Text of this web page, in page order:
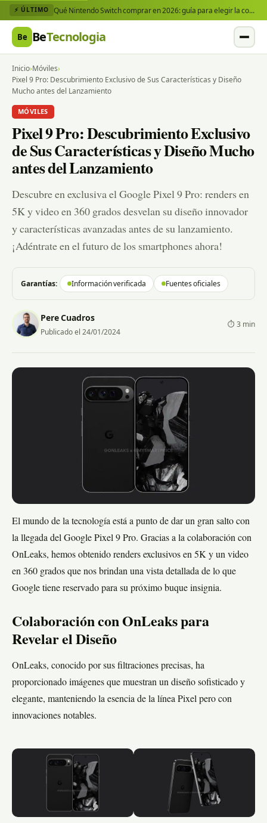
⚡ ÚLTIMO Qué Nintendo Switch comprar en 2026: guía para elegir la consola y los juegos que necesitas
Be BeTecnologia
Inicio›Móviles›
Pixel 9 Pro: Descubrimiento Exclusivo de Sus Características y Diseño
Mucho antes del Lanzamiento
MÓVILES
Pixel 9 Pro: Descubrimiento Exclusivo
de Sus Características y Diseño Mucho
antes del Lanzamiento
Descubre en exclusiva el Google Pixel 9 Pro: renders en
5K y video en 360 grados desvelan su diseño innovador
y características avanzadas antes de su lanzamiento.
¡Adéntrate en el futuro de los smartphones ahora!
Garantías: Información verificada Fuentes oficiales
Pere Cuadros
Publicado el 24/01/2024
⏱ 3 min
El mundo de la tecnología está a punto de dar un gran salto con
la llegada del Google Pixel 9 Pro. Gracias a la colaboración con
OnLeaks, hemos obtenido renders exclusivos en 5K y un video
en 360 grados que nos brindan una vista detallada de lo que
Google tiene reservado para su próximo buque insignia.
Colaboración con OnLeaks para
Revelar el Diseño
OnLeaks, conocido por sus filtraciones precisas, ha
proporcionado imágenes que muestran un diseño sofisticado y
elegante, manteniendo la esencia de la línea Pixel pero con
innovaciones notables.